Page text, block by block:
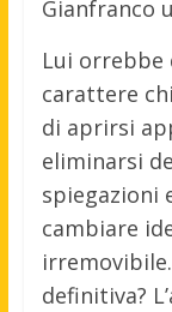
Gianfranco
Lui orrebbe
carattere
di aprirsi
eliminarsi
spiegazioni
cambiare
definitiva?